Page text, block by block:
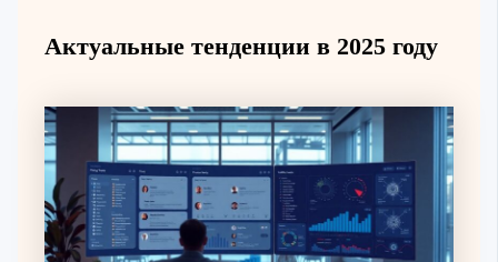
Актуальные тенденции в 2025 году